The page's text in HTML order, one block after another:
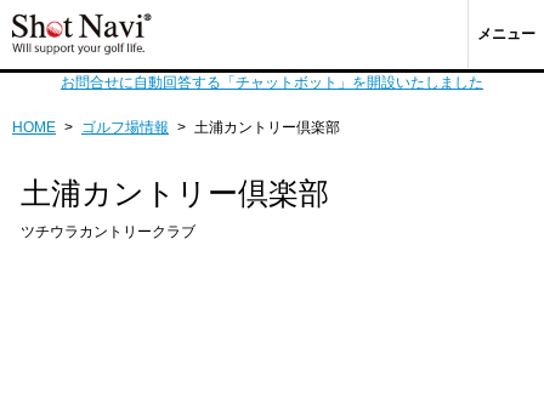
メニュー
お問合せに自動回答する「チャットボット」を開設いたしました
HOME > ゴルフ場情報 > 土浦カントリー倶楽部
土浦カントリー倶楽部
ツチウラカントリークラブ